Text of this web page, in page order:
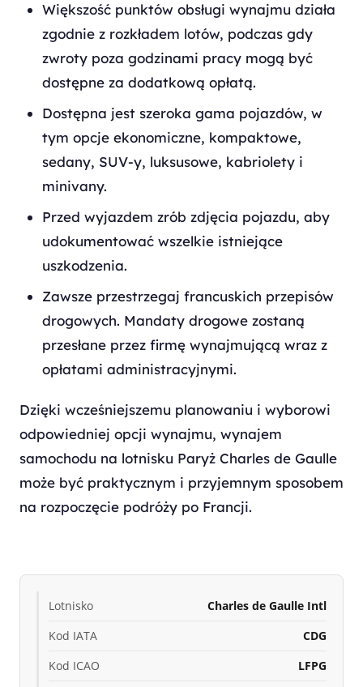
Większość punktów obsługi wynajmu działa
zgodnie z rozkładem lotów, podczas gdy
zwroty poza godzinami pracy mogą być
dostępne za dodatkową opłatą.
Dostępna jest szeroka gama pojazdów, w
tym opcje ekonomiczne, kompaktowe,
sedany, SUV-y, luksusowe, kabriolety i
minivany.
Przed wyjazdem zrób zdjęcia pojazdu, aby
udokumentować wszelkie istniejące
uszkodzenia.
Zawsze przestrzegaj francuskich przepisów
drogowych. Mandaty drogowe zostaną
przesłane przez firmę wynajmującą wraz z
opłatami administracyjnymi.
Dzięki wcześniejszemu planowaniu i wyborowi
odpowiedniej opcji wynajmu, wynajem
samochodu na lotnisku Paryż Charles de Gaulle
może być praktycznym i przyjemnym sposobem
na rozpoczęcie podróży po Francji.
Lotnisko
Charles de Gaulle Intl
Kod IATA
CDG
Kod ICAO
LFPG